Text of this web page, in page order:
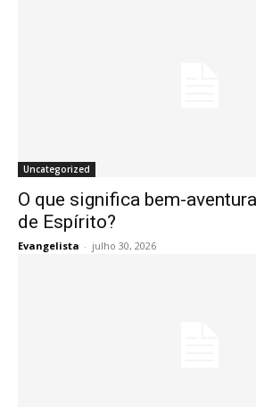
Uncategorized
O que significa bem-
de Espírito?
Evangelista - julho 30, 2026